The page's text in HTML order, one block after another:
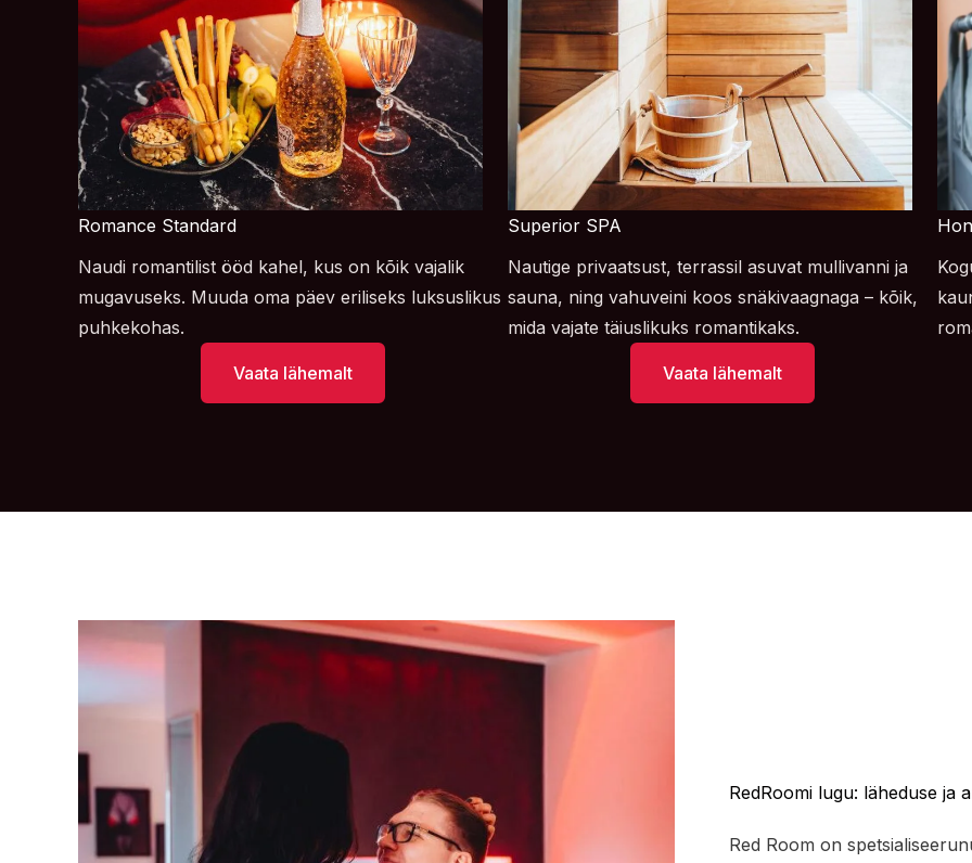
Romance Standard
Naudi romantilist ööd kahel, kus on kõik vajalik
mugavuseks. Muuda oma päev eriliseks luksuslikus
puhkekohas.
Vaata lähemalt
Superior SPA
Nautige privaatsust, terrassil asuvat mullivanni ja
sauna, ning vahuveini koos snäkivaagnaga – kõik,
mida vajate täiuslikuks romantikaks.
Vaata lähemalt
RedRoomi lugu: läheduse ja
Red Room on